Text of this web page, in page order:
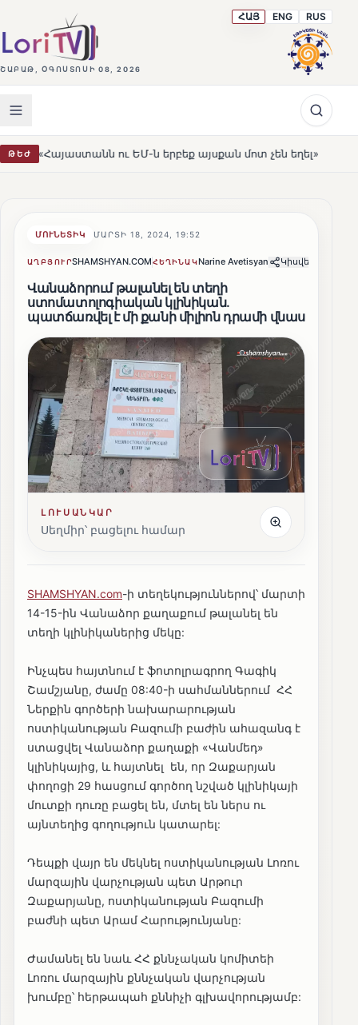
ՇԱԲԱԹ, ՕԳՈՍՏՈՍԻ 08, 2026
ՀԱՅ ENG RUS
ԹԵԺԵՄ-ն երբեք այսքան մոտ չեն եղել» HOT Լեռնահովիտի
ՄՈՒՆԵՏԻԿ ՄԱՐՏԻ 18, 2024, 19:52
ԱՂԲՅՈՒՐSHAMSHYAN.COMՀԵՂԻՆԱԿNarine Avetisyan Կիսվել
Վանաձորում թալանել են տեղի
ստոմատոլոգիական կլինիկան.
պատճառվել է մի քանի միլիոն դրամի վնաս
ԼՈՒՍԱՆԿԱՐ
Սեղմիր՝ բացելու համար
SHAMSHYAN.com-ի տեղեկություններով՝ մարտի
14-15-ին Վանաձոր քաղաքում թալանել են
տեղի կլինիկաներից մեկը:
Ինչպես հայտնում է ֆոտոլրագրող Գագիկ
Շամշյանը, ժամը 08:40-ի սահմաններում ՀՀ
Ներքին գործերի նախարարության
ոստիկանության Բազումի բաժին ահազանգ է
ստացվել Վանաձոր քաղաքի «Վանմեդ»
կլինիկայից, և հայտնել են, որ Զաքարյան
փողոցի 29 հասցում գործող նշված կլինիկայի
մուտքի դուռը բացել են, մտել են ներս ու
այնտեղից գողություն կատարել:
Դեպքի վայր են մեկնել ոստիկանության Լոռու
մարզային վարչության պետ Արթուր
Զաքարյանը, ոստիկանության Բազումի
բաժնի պետ Արամ Հարությունյանը:
Ժամանել են նաև ՀՀ քննչական կոմիտեի
Լոռու մարզային քննչական վարչության
խումբը՝ հերթապահ քննիչի գլխավորությամբ: